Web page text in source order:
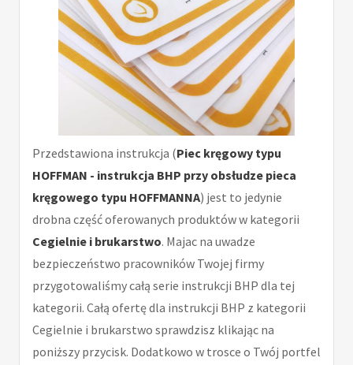
Przedstawiona instrukcja (Piec kręgowy typu
HOFFMAN - instrukcja BHP przy obsłudze pieca
kręgowego typu HOFFMANNA) jest to jedynie
drobna część oferowanych produktów w kategorii
Cegielnie i brukarstwo. Majac na uwadze
bezpieczeństwo pracowników Twojej firmy
przygotowaliśmy całą serie instrukcji BHP dla tej
kategorii. Całą ofertę dla instrukcji BHP z kategorii
Cegielnie i brukarstwo sprawdzisz klikając na
poniższy przycisk. Dodatkowo w trosce o Twój portfel